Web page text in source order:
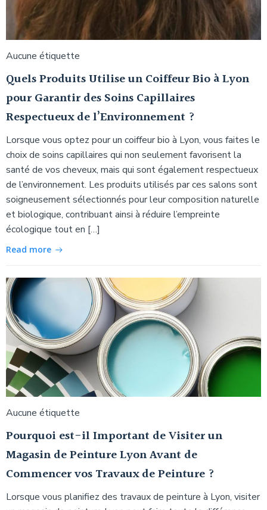
Aucune étiquette
Quels Produits Utilise un Coiffeur Bio à Lyon
pour Garantir des Soins Capillaires
Respectueux de l’Environnement ?
Lorsque vous optez pour un coiffeur bio à Lyon, vous faites le
choix de soins capillaires qui non seulement favorisent la
santé de vos cheveux, mais qui sont également respectueux
de l’environnement. Les produits utilisés par ces salons sont
soigneusement sélectionnés pour leur composition naturelle
et biologique, contribuant ainsi à réduire l’empreinte
écologique tout en […]
Read more
Aucune étiquette
Pourquoi est-il Important de Visiter un
Magasin de Peinture Lyon Avant de
Commencer vos Travaux de Peinture ?
Lorsque vous planifiez des travaux de peinture à Lyon, visiter